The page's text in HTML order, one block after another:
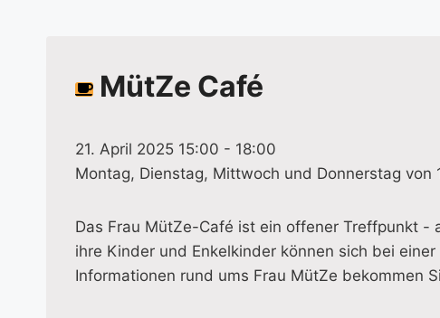
MütZe Café
21. April 2025 15:00 - 18:00
Montag, Dienstag, Mittwoch und Donnerstag von
Das Frau MütZe-Café ist ein offener Treffpunkt -
ihre Kinder und Enkelkinder können sich bei
Informationen rund ums Frau MütZe bekommen